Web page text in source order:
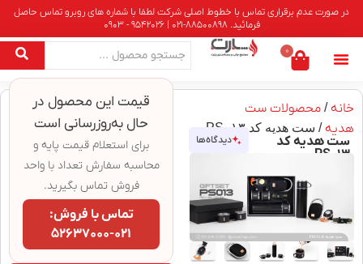
در صورت عدم برقراری تماس با خطوط اصلی شرکت لطفا با شماره های روبرو تماس حاصل
فرمائید. 88500898-021 | 9542026 - 0903
0
خانه/ محصولات ست
هدیه/ ست هدیه کد PS۰۱۳
ست هدیه کد
PS۰۱۳
دیدگاه‌ها
قیمت این محصول در
حال به‌روزرسانی است
برای استعلام قیمت پایه و
محاسبه سفارش تعداد با واحد
فروش تماس بگیرید.
تماس با فروش:
۰۲۱-۵۲۶۳۷۰۰۰